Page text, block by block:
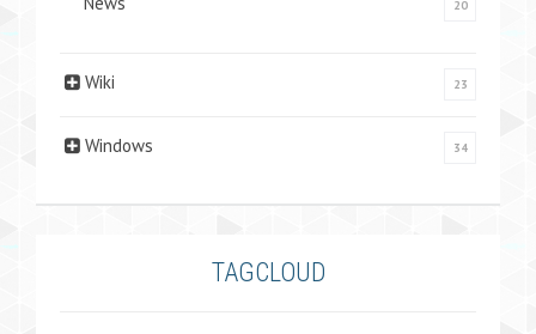
20
Wiki 23
Windows 34
TAGCLOUD